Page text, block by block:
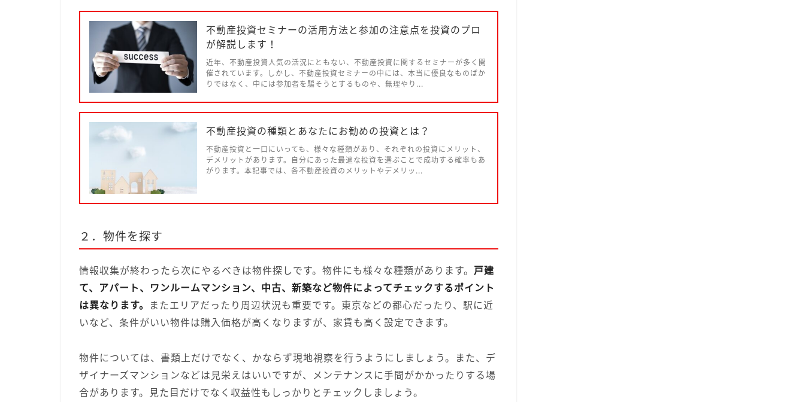
不動産投資セミナーの活用方法と参加の注意点を投資のプロ
が解説します！
近年、不動産投資人気の活況にともない、不動産投資に関するセミナーが多く開
催されています。しかし、不動産投資セミナーの中には、本当に優良なものばか
りではなく、中には参加者を騙そうとするものや、無理やり...
不動産投資の種類とあなたにお勧めの投資とは？
不動産投資と一口にいっても、様々な種類があり、それぞれの投資にメリット、
デメリットがあります。自分にあった最適な投資を選ぶことで成功する確率もあ
がります。本記事では、各不動産投資のメリットやデメリッ...
２．物件を探す
情報収集が終わったら次にやるべきは物件探しです。物件にも様々な種類があります。 戸建
て、アパート、ワンルームマンション、中古、新築など物件によってチェックするポイント
は異なります。 またエリアだったり周辺状況も重要です。東京などの都心だったり、駅に近
いなど、条件がいい物件は購入価格が高くなりますが、家賃も高く設定できます。
物件については、書類上だけでなく、かならず現地視察を行うようにしましょう。また、デ
ザイナーズマンションなどは見栄えはいいですが、メンテナンスに手間がかかったりする場
合があります。見た目だけでなく収益性もしっかりとチェックしましょう。